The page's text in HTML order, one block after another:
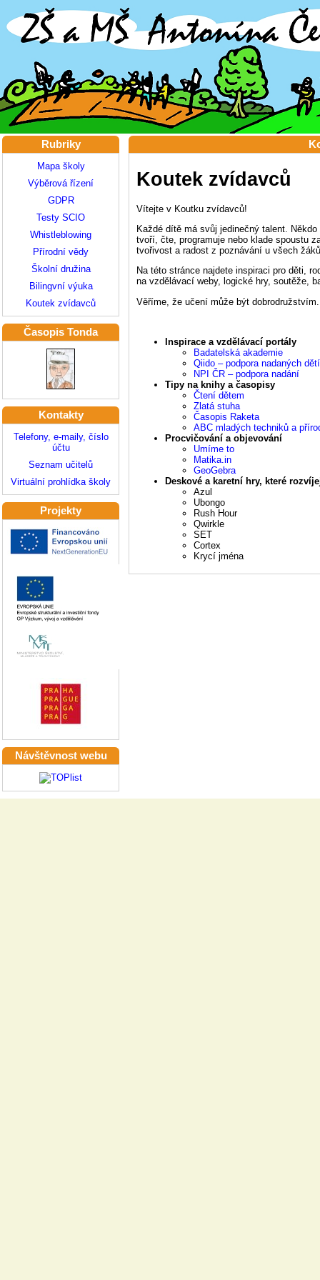
Rubriky
Mapa školy
Výběrová řízení
GDPR
Testy SCIO
Whistleblowing
Přírodní vědy
Školní družina
Bilingvní výuka
Koutek zvídavců
Časopis Tonda
Kontakty
Telefony, e-maily, číslo
účtu
Seznam učitelů
Virtuální prohlídka školy
Projekty
Návštěvnost webu
Koutek zvídavců
Vítejte v Koutku zvídavců!
Každé dítě má svůj jedinečný talent.
tvoří, čte, programuje nebo klade spoustu
tvořivost a radost z poznávání u všech
Na této stránce najdete inspiraci pro děti,
na vzdělávací weby, logické hry, soutěže,
Věříme, že učení může být
Inspirace a vzdělávací portály
Badatelská akademie
Qiido – podpora nadaných dětí
NPI ČR – podpora nadání
Tipy na knihy a časopisy
Čtení dětem
Zlatá stuha
Časopis Raketa
ABC mladých techniků a
Procvičování a objevování
Umíme to
Matika.in
GeoGebra
Deskové a karetní hry, které
Azul
Ubongo
Rush Hour
Qwirkle
SET
Cortex
Krycí jména